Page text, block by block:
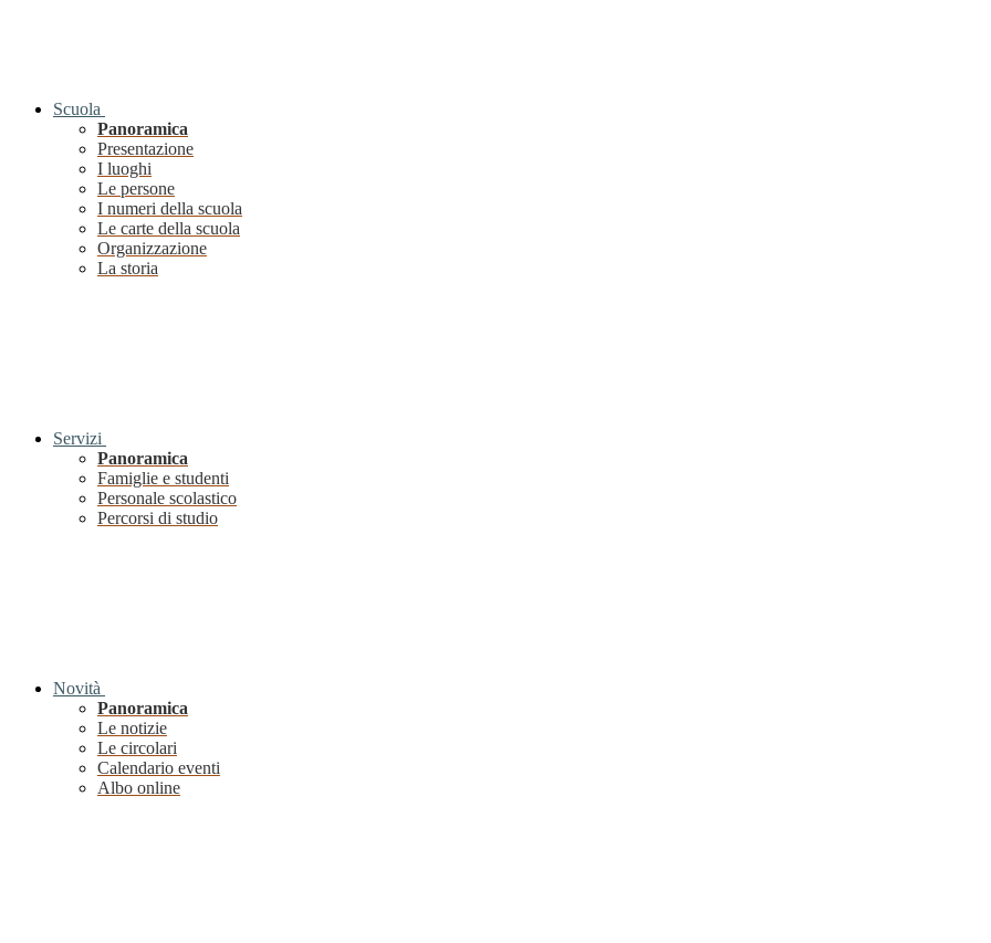
Scuola
Panoramica
Presentazione
I luoghi
Le persone
I numeri della scuola
Le carte della scuola
Organizzazione
La storia
Servizi
Panoramica
Famiglie e studenti
Personale scolastico
Percorsi di studio
Novità
Panoramica
Le notizie
Le circolari
Calendario eventi
Albo online